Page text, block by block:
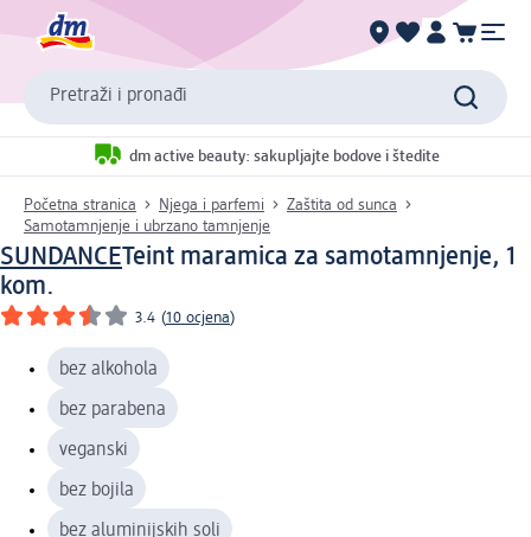
Pretraži i pronađi
dm active beauty: sakupljajte bodove i štedite
Početna stranica Njega i parfemi
Zaštita od sunca
Samotamnjenje i ubrzano tamnjenje
SUNDANCETeint maramica za samotamnjenje, 1
kom.
3.4 (10 ocjena)
bez alkohola
bez parabena
veganski
bez bojila
bez aluminijskih soli